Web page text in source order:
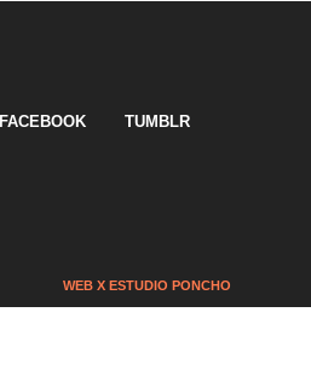
FACEBOOK TUMBLR
WEB X ESTUDIO PONCHO